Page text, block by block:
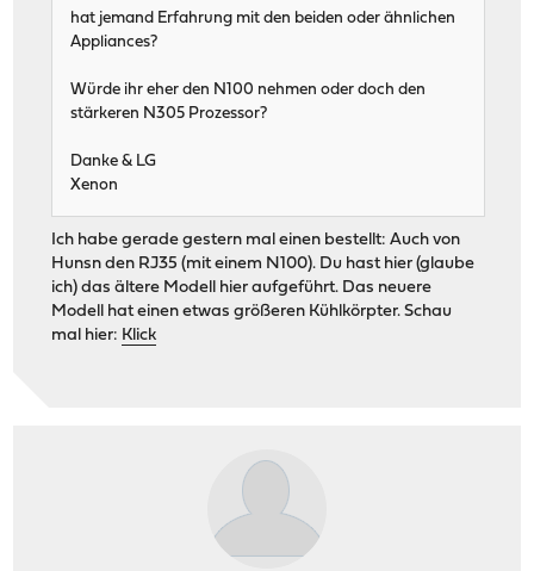
hat jemand Erfahrung mit den beiden oder ähnlichen
Appliances?
Würde ihr eher den N100 nehmen oder doch den
stärkeren N305 Prozessor?
Danke & LG
Xenon
Ich habe gerade gestern mal einen bestellt: Auch von
Hunsn den RJ35 (mit einem N100). Du hast hier (glaube
ich) das ältere Modell hier aufgeführt. Das neuere
Modell hat einen etwas größeren Kühlkörpter. Schau
mal hier: Klick